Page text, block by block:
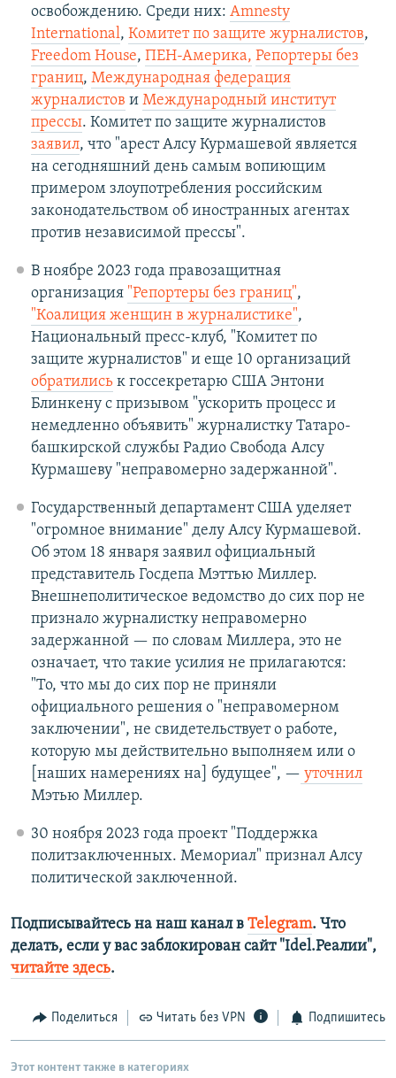
освобождению. Среди них: Amnesty
International, Комитет по защите журналистов,
Freedom House, ПЕН-Америка, Репортеры без
границ, Международная федерация
журналистов и Международный институт
прессы. Комитет по защите журналистов
заявил, что "арест Алсу Курмашевой является
на сегодняшний день самым вопиющим
примером злоупотребления российским
законодательством об иностранных агентах
против независимой прессы".
В ноябре 2023 года правозащитная
организация "Репортеры без границ",
"Коалиция женщин в журналистике",
Национальный пресс-клуб, "Комитет по
защите журналистов" и еще 10 организаций
обратилиськ госсекретарю США Энтони
Блинкену с призывом "ускорить процесс и
немедленно объявить" журналистку Татаро-
башкирской службы Радио Свобода Алсу
Курмашеву "неправомерно задержанной".
Государственный департамент США уделяет
"огромное внимание" делу Алсу Курмашевой.
Об этом 18 января заявил официальный
представитель Госдепа Мэттью Миллер.
Внешнеполитическое ведомство до сих пор не
признало журналистку неправомерно
задержанной — по словам Миллера, это не
означает, что такие усилия не прилагаются:
"То, что мы до сих пор не приняли
официального решения о "неправомерном
заключении", не свидетельствует о работе,
которую мы действительно выполняем или о
[наших намерениях на] будущее", — уточнил
Мэтью Миллер.
30 ноября 2023 года проект "Поддержка
политзаключенных. Мемориал" признал Алсу
политической заключенной.
Подписывайтесь на наш канал в Telegram. Что
делать, если у вас заблокирован сайт "Idel.Реалии",
читайте здесь.
Поделиться Читать без VPN Подпишитесь
Этот контент также в категориях